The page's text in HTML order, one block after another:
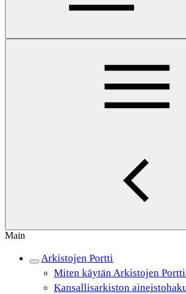
Main
Arkistojen Portti
Miten käytän Arkistojen
Kansallisarkiston